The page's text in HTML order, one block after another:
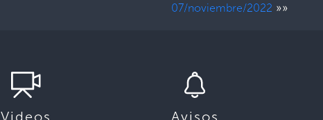
07/noviembre/2022 »»
Videos Avisos